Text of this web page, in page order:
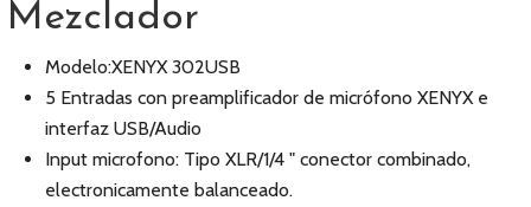
Mezclador
Modelo:XENYX 302USB
5 Entradas con preamplificador de micrófono XENYX e
interfaz USB/Audio
Input microfono: Tipo XLR/1/4 " conector combinado,
electronicamente balanceado.